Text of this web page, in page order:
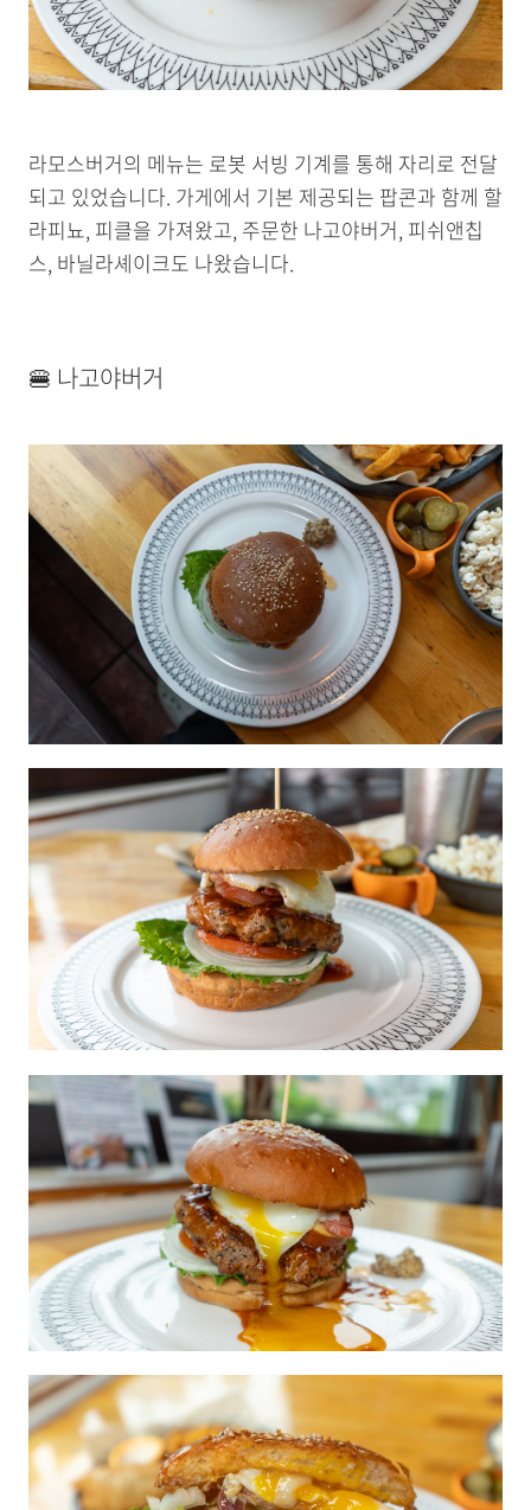
라모스버거의 메뉴는 로봇 서빙 기계를 통해 자리로 전달
되고 있었습니다. 가게에서 기본 제공되는 팝콘과 함께 할
라피뇨, 피클을 가져왔고, 주문한 나고야버거, 피쉬앤칩
스, 바닐라셰이크도 나왔습니다.
🍔 나고야버거